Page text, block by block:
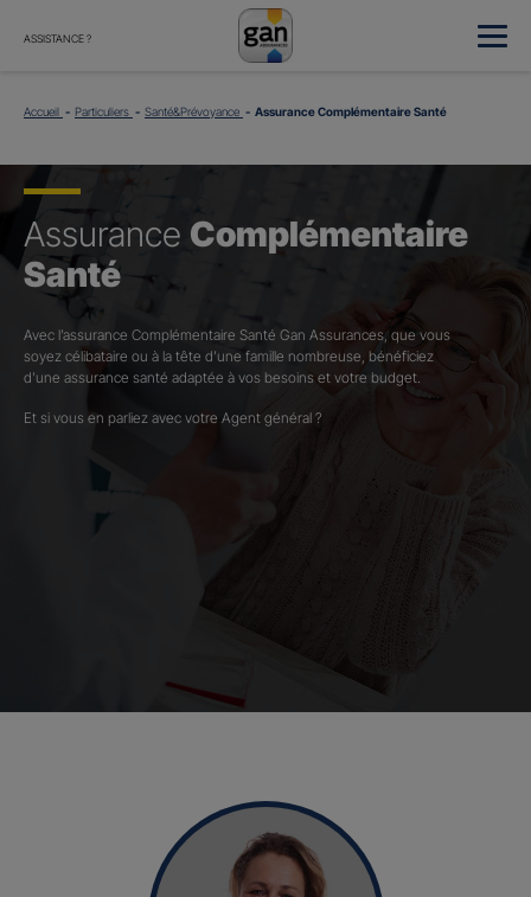
ASSISTANCE ?
Accueil Particuliers Santé&Prévoyance Assurance Complémentaire Santé
Assurance Complémentaire
Santé
Avec l’assurance Complémentaire Santé Gan Assurances, que vous
soyez célibataire ou à la tête d’une famille nombreuse, bénéficiez
d’une assurance santé adaptée à vos besoins et votre budget.​
Et si vous en parliez avec votre Agent général ?